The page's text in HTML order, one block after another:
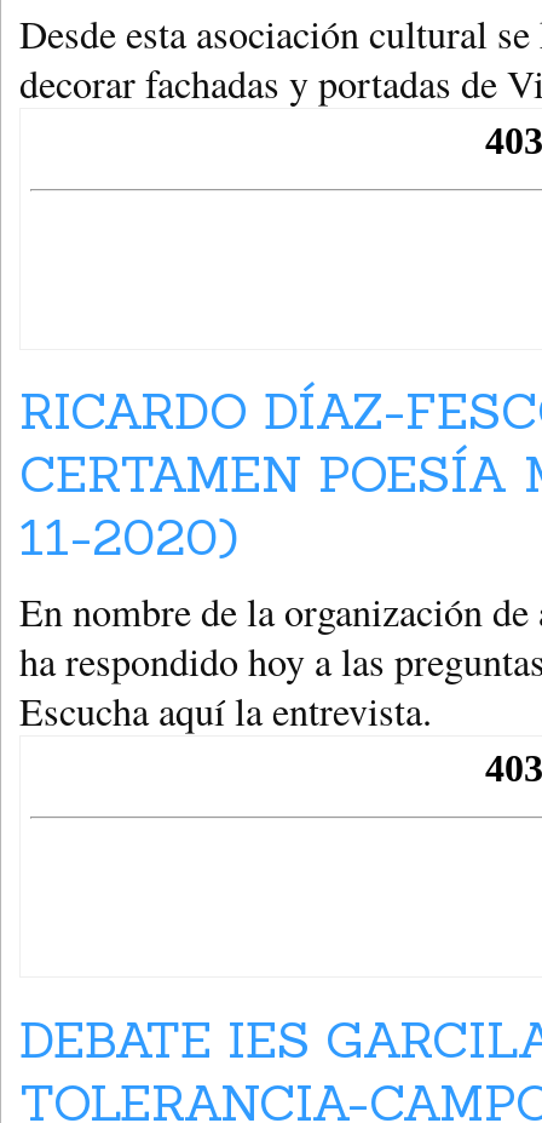
Desde esta asociación cultural
decorar fachadas y portadas de
RICARDO DÍAZ-
CERTAMEN
11-2020)
En nombre de la organización
ha respondido hoy a las
Escucha aquí la entrevista.
DEBATE IES
TOLERANCIA-